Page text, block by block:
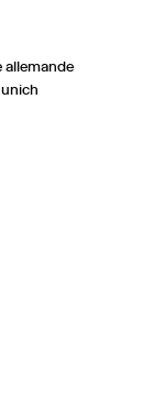
allemande